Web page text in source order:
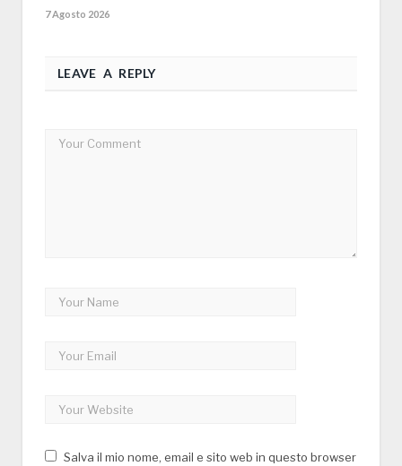
7 Agosto 2026
LEAVE A REPLY
Salva il mio nome, email e sito web in questo browser